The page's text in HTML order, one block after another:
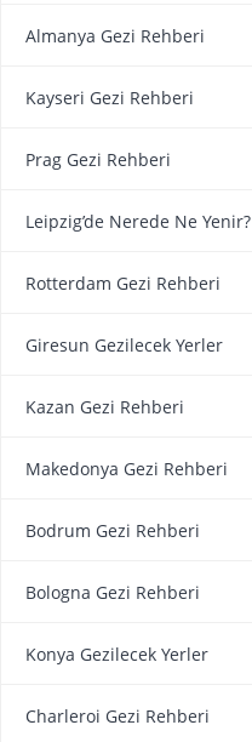
Almanya Gezi Rehberi
Kayseri Gezi Rehberi
Prag Gezi Rehberi
Leipzig’de Nerede Ne Yenir?
Rotterdam Gezi Rehberi
Giresun Gezilecek Yerler
Kazan Gezi Rehberi
Makedonya Gezi Rehberi
Bodrum Gezi Rehberi
Bologna Gezi Rehberi
Konya Gezilecek Yerler
Charleroi Gezi Rehberi